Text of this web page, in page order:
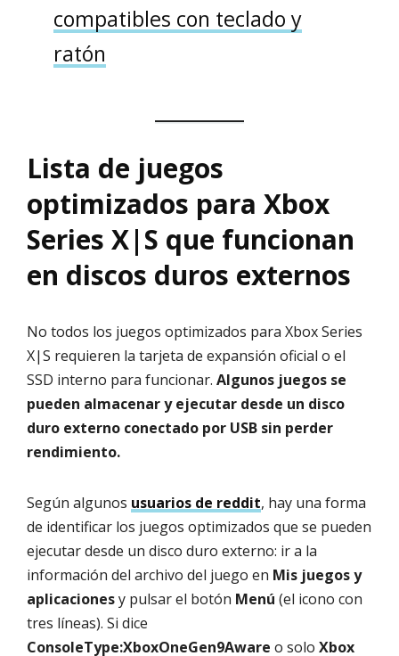
compatibles con teclado y
ratón
Lista de juegos
optimizados para Xbox
Series X|S que funcionan
en discos duros externos
No todos los juegos optimizados para Xbox Series
X|S requieren la tarjeta de expansión oficial o el
SSD interno para funcionar. Algunos juegos se
pueden almacenar y ejecutar desde un disco
duro externo conectado por USB sin perder
rendimiento.
Según algunos usuarios de reddit, hay una forma
de identificar los juegos optimizados que se pueden
ejecutar desde un disco duro externo: ir a la
información del archivo del juego en Mis juegos y
aplicacionesy pulsar el botón Menú (el icono con
tres líneas). Si dice
ConsoleType:XboxOneGen9Aware o solo Xbox